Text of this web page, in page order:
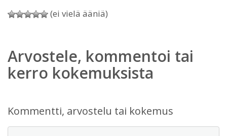
(ei vielä ääniä)
Arvostele, kommentoi tai
kerro kokemuksista
Kommentti, arvostelu tai kokemus